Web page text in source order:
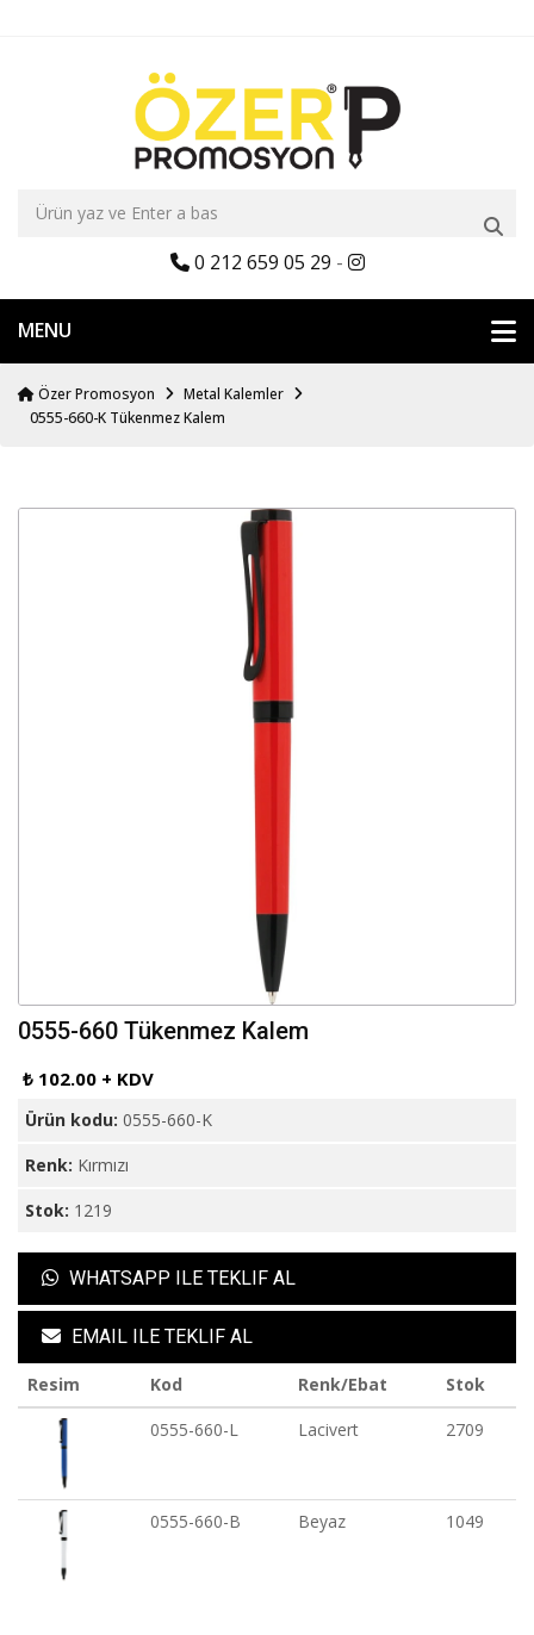
0 212 659 05 29 -
MENU
Özer Promosyon
Metal Kalemler
0555-660-K Tükenmez Kalem
0555-660 Tükenmez Kalem
₺ 102.00 + KDV
Ürün kodu: 0555-660-K
Renk: Kırmızı
Stok: 1219
WHATSAPP ILE TEKLIF AL
EMAIL ILE TEKLIF AL
Resim Kod Renk/Ebat
Stok
0555-660-L
Lacivert 2709
0555-660-B Beyaz 1049